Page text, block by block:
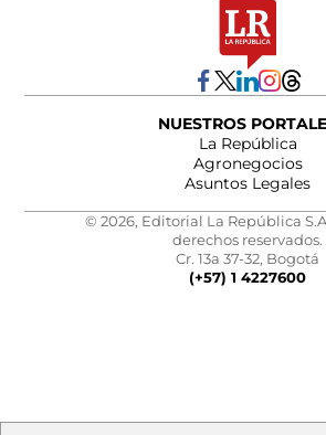
NUESTROS
La República
Agronegocios
Asuntos Legales
© 2026, Editorial La República
derechos reservados.
Cr. 13a 37-32, Bogotá
(+57) 1 4227600